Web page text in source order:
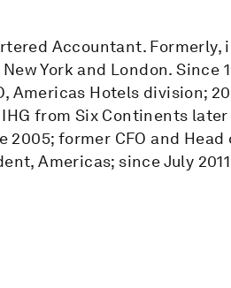
Accountant.
York and London.
Americas Hotels division;
from Six Continents
2005; former CFO and
Americas; since July